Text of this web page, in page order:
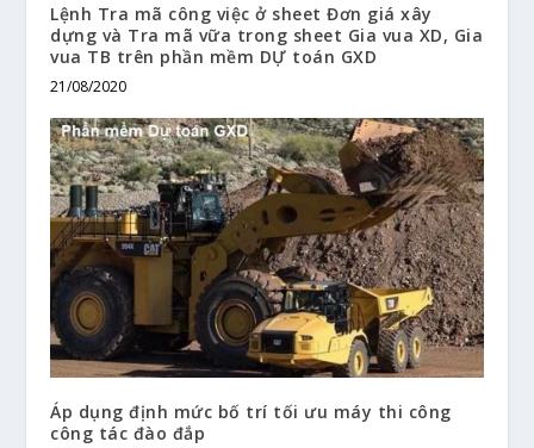
Lệnh Tra mã công việc ở sheet Đơn giá xây
dựng và Tra mã vữa trong sheet Gia vua XD, Gia
vua TB trên phần mềm DỰ toán GXD
21/08/2020
Áp dụng định mức bố trí tối ưu máy thi công
công tác đào đắp